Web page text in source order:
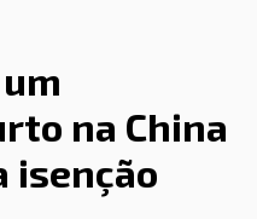
na China
isenção